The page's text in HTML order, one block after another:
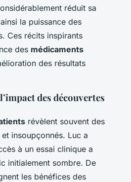
réduit sa
la puissance des
Ces récits inspirants
des médicaments
des résultats
des découvertes
révèlent souvent des
insoupçonnés. Luc a
à un essai clinique a
initialement sombre. De
les bénéfices des